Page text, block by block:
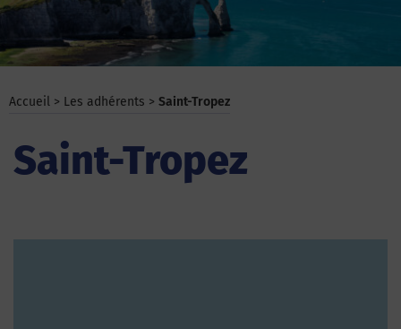
Accueil > Les adhérents > Saint-Tropez
Saint-Tropez